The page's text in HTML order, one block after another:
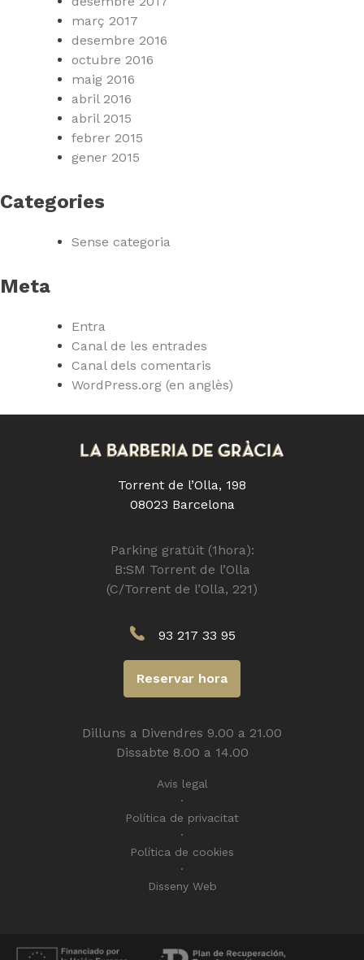
març 2017
desembre 2016
octubre 2016
maig 2016
abril 2016
abril 2015
febrer 2015
gener 2015
Categories
Sense categoria
Meta
Entra
Canal de les entrades
Canal dels comentaris
WordPress.org (en anglès)
Torrent de l’Olla, 198
08023 Barcelona
Parking gratüit (1hora):
B:SM Torrent de l’Olla
(C/Torrent de l’Olla, 221)
93 217 33 95
Reservar hora
Dilluns a Divendres 9.00 a 21.00
Dissabte 8.00 a 14.00
Avis legal
Política de privacitat
Política de cookies
Disseny Web